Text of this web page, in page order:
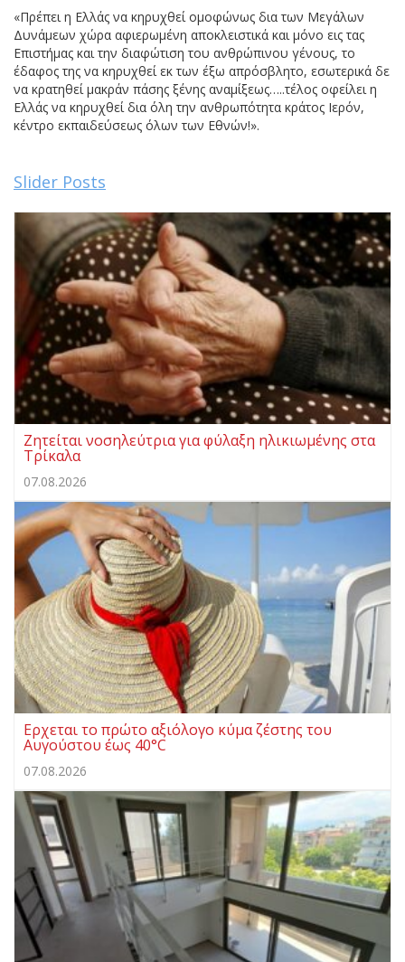
«Πρέπει η Ελλάς να κηρυχθεί ομοφώνως δια των Μεγάλων
Δυνάμεων χώρα αφιερωμένη αποκλειστικά και μόνο εις τας
Επιστήμας και την διαφώτιση του ανθρώπινου γένους, το
έδαφος της να κηρυχθεί εκ των έξω απρόσβλητο, εσωτερικά δε
να κρατηθεί μακράν πάσης ξένης αναμίξεως…..τέλος οφείλει η
Ελλάς να κηρυχθεί δια όλη την ανθρωπότητα κράτος Ιερόν,
κέντρο εκπαιδεύσεως όλων των Εθνών!».
Slider Posts
Ζητείται νοσηλεύτρια για φύλαξη ηλικιωμένης στα
Τρίκαλα
07.08.2026
Ερχεται το πρώτο αξιόλογο κύμα ζέστης του
Αυγούστου έως 40°C
07.08.2026